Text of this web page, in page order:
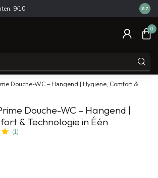
9/10 14
8.7
0
Douche-WC – Hangend | Hygiëne, Comfort &
Douche-WC – Hangend |
& Technologie in Één
(1)